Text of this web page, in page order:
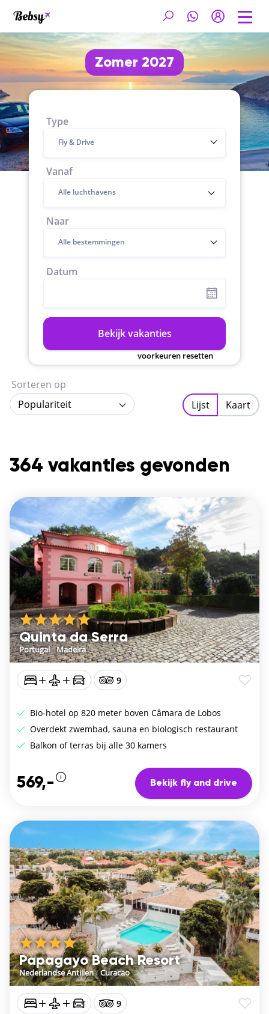
Zomer 2027
Type
Fly & Drive
Vanaf
Naar
Alle bestemmingen
Datum
Bekijk vakanties
voorkeuren resetten
364 vakanties gevonden
Quinta da Serra
Portugal/Madeira
9
Bio-hotel op 820 meter boven Câmara de Lobos
Overdekt zwembad, sauna en biologisch restaurant
Balkon of terras bij alle 30 kamers
569,- Bekijk fly and drive
Papagayo Beach Resort
Nederlandse Antillen/Curacao
9
Sorteren op
Populariteit
Lijst Kaart